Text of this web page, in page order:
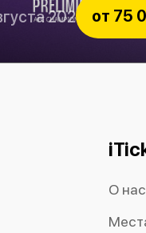
от 75
vs Al-Hussein
2026
О нас